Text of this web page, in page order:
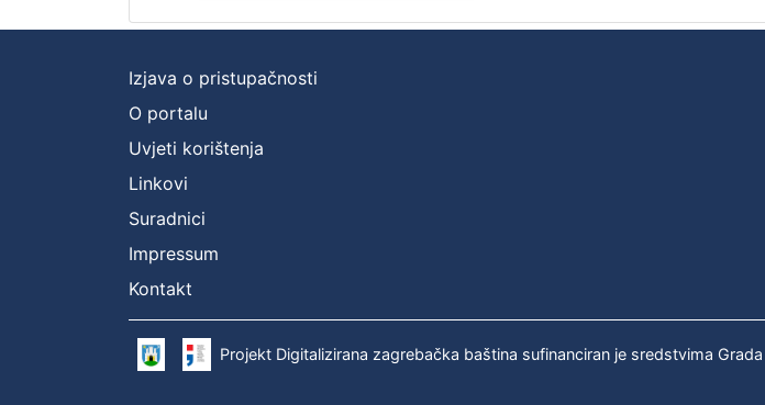
Izjava o pristupačnosti
O portalu
Uvjeti korištenja
Linkovi
Suradnici
Impressum
Kontakt
Projekt Digitalizirana zagrebačka baština sufinanciran je sredstvima